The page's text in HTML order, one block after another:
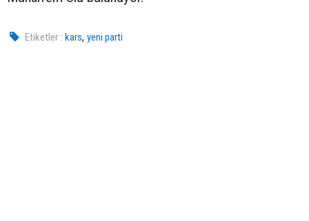
Etiketler : kars,yeni parti